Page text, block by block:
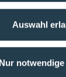
Auswahl
Nur
über
TIPPS